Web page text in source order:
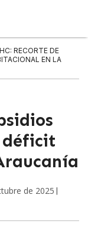
RECORTE DE
EN LA
déficit
de 2025